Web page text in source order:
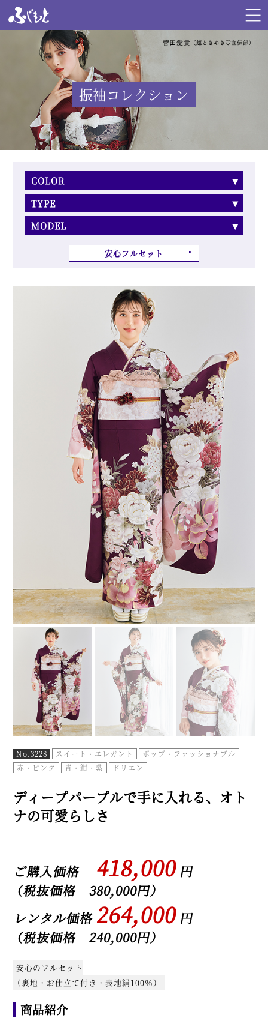
振袖コレクション
COLOR
TYPE
MODEL
安心フルセット
No.3228 スイート・エレガント
ポップ・ファッショナブル
赤・ピンク
青・紺・紫 ドリエン
ディープパープルで手に入れる、オト
ナの可愛らしさ
ご購入価格418,000 円
（税抜価格 380,000円）
レンタル価格264,000 円
（税抜価格 240,000円）
安心のフルセット
（裏地・お仕立て付き・表地絹100％）
商品紹介